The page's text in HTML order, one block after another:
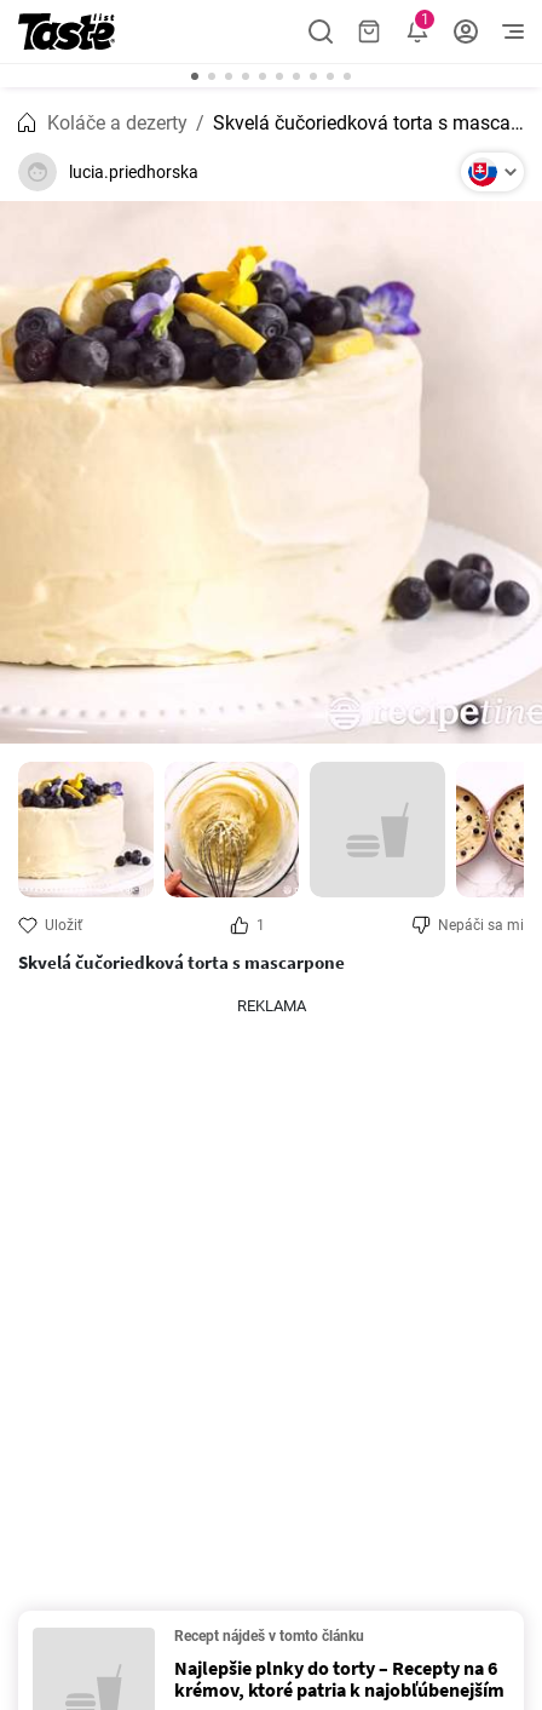
1
Koláče a dezerty Skvelá čučoriedková torta s mascarpone
lucia.priedhorska
Uložiť 1 Nepáči sa mi
Skvelá čučoriedková torta s mascarpone
REKLAMA
Recept nájdeš v tomto článku
Najlepšie plnky do torty – Recepty na 6
krémov, ktoré patria k najobľúbenejším